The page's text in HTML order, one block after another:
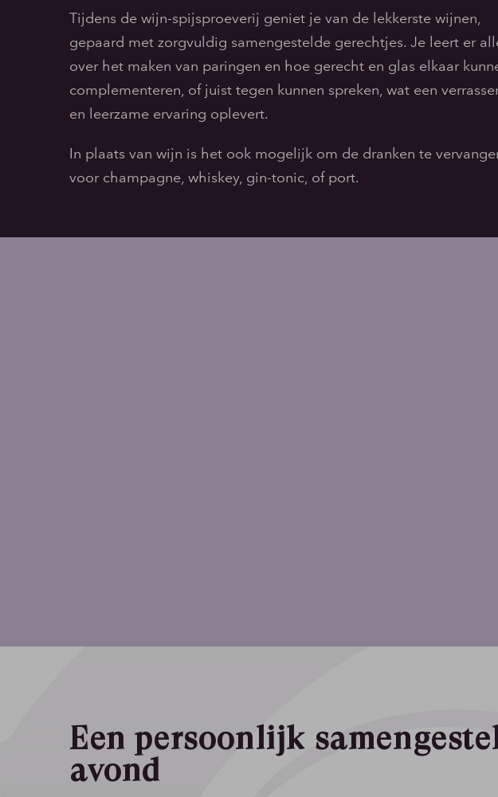
Tijdens de wijn-spijsproeverij geniet je van de lekkerste wijnen,
gepaard met zorgvuldig samengestelde gerechtjes. Je leert er
over het maken van paringen en hoe gerecht en glas elkaar
complementeren, of juist tegen kunnen spreken, wat een
en leerzame ervaring oplevert.
In plaats van wijn is het ook mogelijk om de dranken te
voor champagne, whiskey, gin-tonic, of port.
Een persoonlijk
avond